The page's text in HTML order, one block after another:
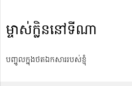
ម្ចាស់ក្លិននៅទីណា
បញ្ចូលក្នុងថតឯកសាររបស់ខ្ញុំ